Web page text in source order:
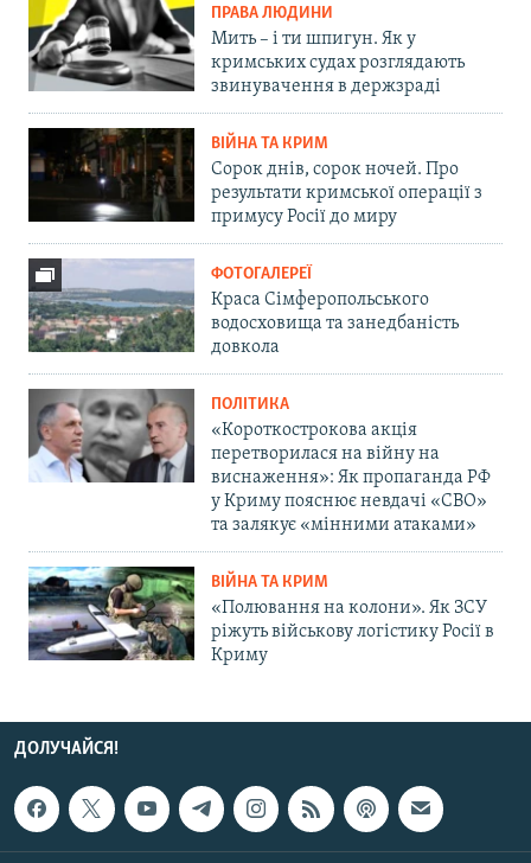
ПРАВА ЛЮДИНИ
Мить – і ти шпигун. Як у
кримських судах розглядають
звинувачення в держзраді
ВІЙНА ТА КРИМ
Сорок днів, сорок ночей. Про
результати кримської операції з
примусу Росії до миру
ФОТОГАЛЕРЕЇ
Краса Сімферопольського
водосховища та занедбаність
довкола
ПОЛІТИКА
«Короткострокова акція
перетворилася на війну на
виснаження»: Як пропаганда РФ
у Криму пояснює невдачі «СВО»
та залякує «мінними атаками»
ВІЙНА ТА КРИМ
«Полювання на колони». Як ЗСУ
ріжуть військову логістику Росії в
Криму
ДОЛУЧАЙСЯ!